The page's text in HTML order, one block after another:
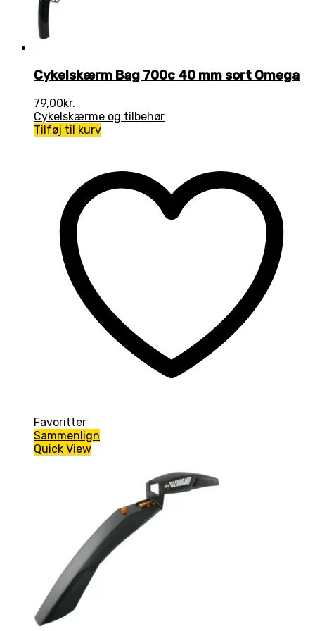
Cykelskærm Bag 700c 40 mm sort Omega
79,00kr.
Cykelskærme og tilbehør
Tilføj til kurv
Favoritter
Sammenlign
Quick View